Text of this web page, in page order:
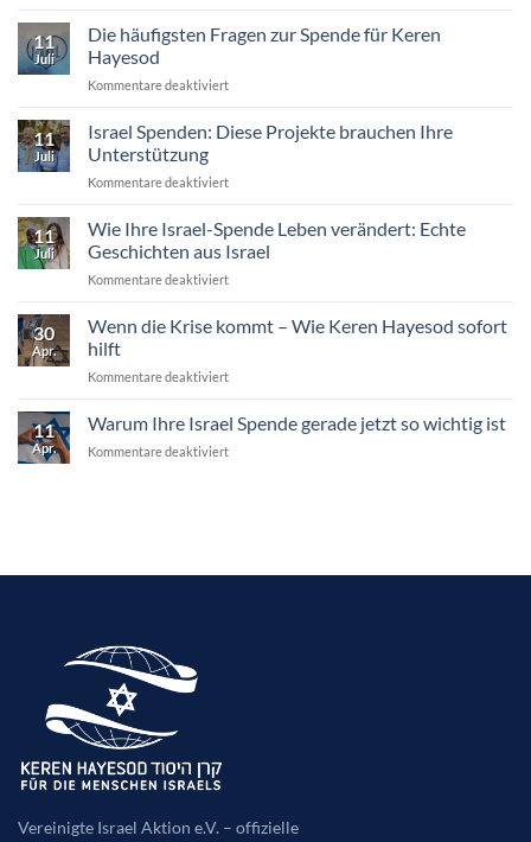
gebraucht
Israel:
Unternehmen
Gruppen
11
Juli
Die häufigsten Fragen zur Spende für Keren
Hayesod
Kommentare deaktiviertfür
häufigsten
Spende
Keren
Hayesod
11
Juli
Israel Spenden: Diese Projekte brauchen Ihre
Unterstützung
Kommentare deaktiviertfür
Spenden:
Projekte
brauchen
Unterstützung
11
Juli
Wie Ihre Israel-Spende Leben verändert: Echte
Geschichten aus Israel
Kommentare deaktiviertfür
Leben
Echte
aus
30
Apr.
Wenn die Krise kommt – Wie Keren Hayesod sofort
hilft
Kommentare deaktiviertfür
die
Krise
kommt
hilft
11
Apr.
Warum Ihre Israel Spende gerade jetzt so wichtig ist
Kommentare deaktiviertfür
Vereinigte Israel Aktion e.V. – offizielle